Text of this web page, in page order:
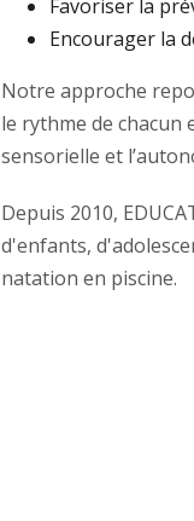
Favoriser la
Encourager la
Notre approche
le rythme de
sensorielle et
Depuis 2010,
d'enfants,
natation en piscine.